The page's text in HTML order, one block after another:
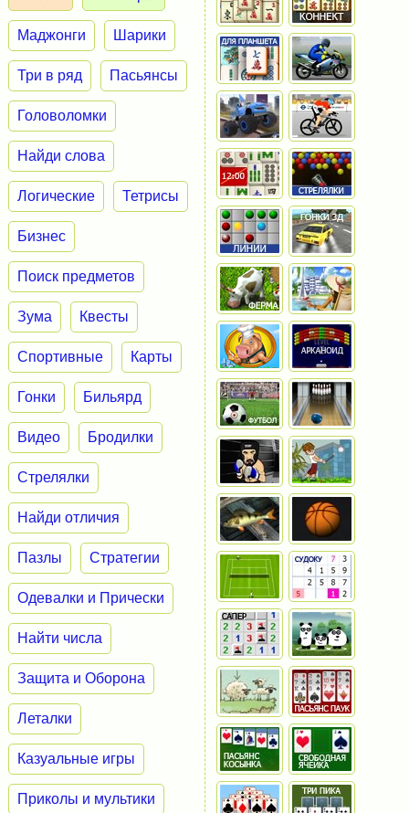
Маджонги Шарики
Три в ряд Пасьянсы
Головоломки
Найди слова
Логические Тетрисы
Бизнес
Поиск предметов
Зума Квесты
Спортивные Карты
Гонки Бильярд
Видео Бродилки
Стрелялки
Найди отличия
Пазлы Стратегии
Одевалки и Прически
Найти числа
Защита и Оборона
Леталки
Казуальные игры
Приколы и мультики